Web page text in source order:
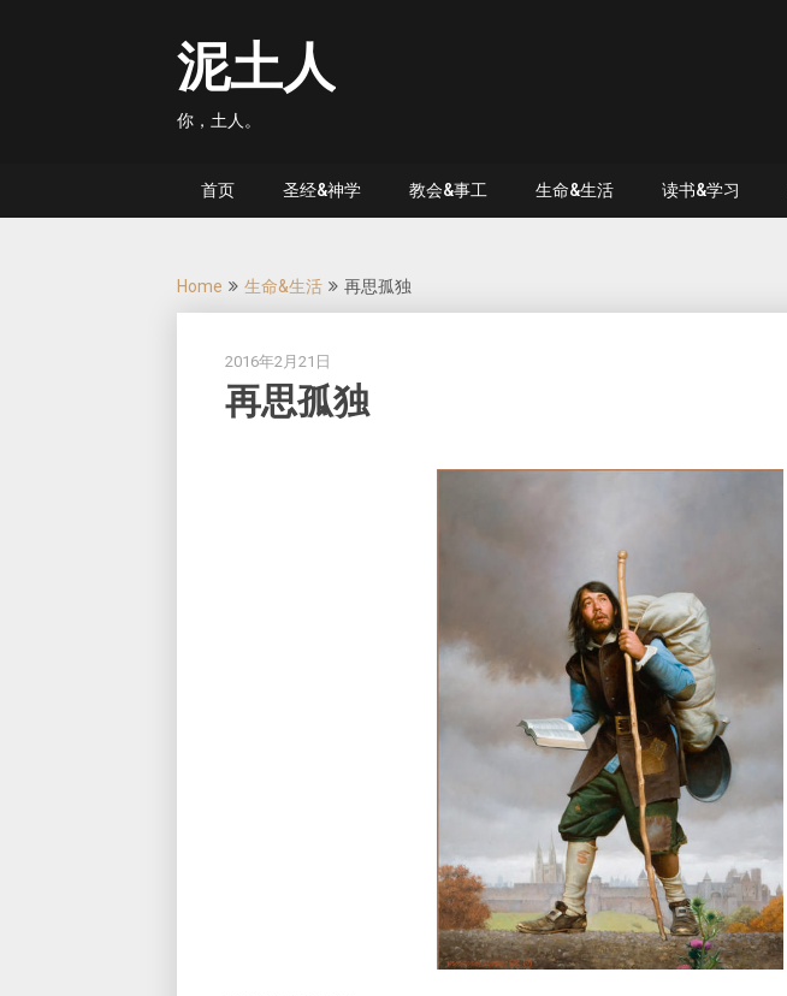
泥土人
你，土人。
首页 圣经&神学 教会&事工 生命&生活 读书&学习
Home 生命&生活 再思孤独
2016年2月21日
再思孤独